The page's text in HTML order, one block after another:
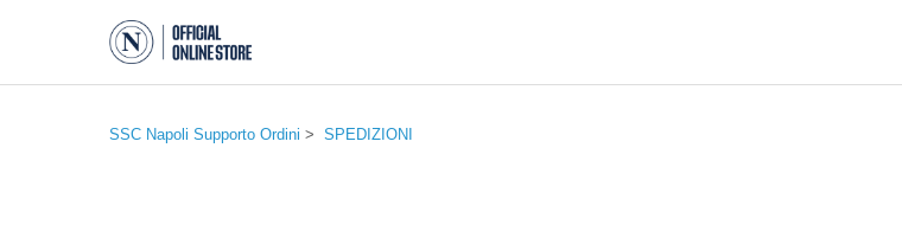
SSC Napoli Supporto Ordini SPEDIZIONI